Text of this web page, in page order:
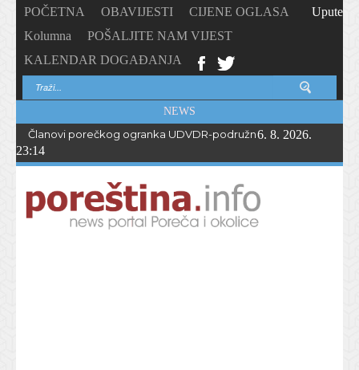
POČETNA OBAVIJESTI
CIJENE OGLASA
Kolumna
POŠALJITE NAM VIJEST
KALENDAR DOGAĐANJA
Upute
NEWS
Članovi porečkog ogranka UDVDR-podružnice Istarske
6. 8. 2026.
23:14